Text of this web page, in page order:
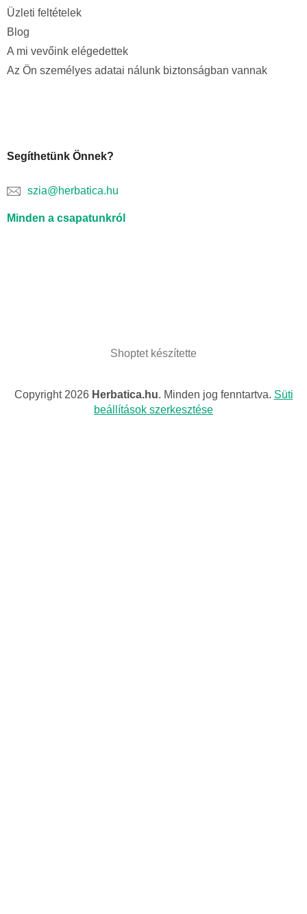
Üzleti feltételek
Blog
A mi vevőink elégedettek
Az Ön személyes adatai nálunk biztonságban vannak
Segíthetünk Önnek?
szia@herbatica.hu
Minden a csapatunkról
Shoptet készítette
Copyright 2026 Herbatica.hu. Minden jog fenntartva. Süti
beállítások szerkesztése